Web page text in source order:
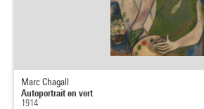
Marc Chagall
Autoportrait en vert
1914